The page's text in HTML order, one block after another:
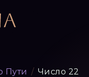
Пути / Число 22